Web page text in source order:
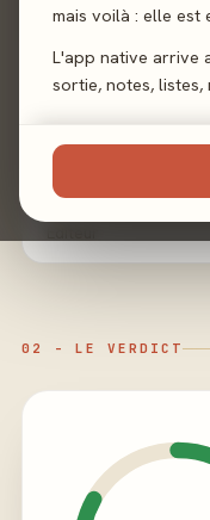
mais voilà : elle est
L'app native arrive
sortie, notes,
Sortie
02 - LE VERDICT